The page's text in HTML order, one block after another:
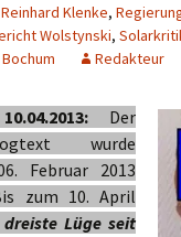
Klenke,
Wolstynski,
Redakteur
Der
wurde
Februar 2013
zum 10. April
Lüge seit